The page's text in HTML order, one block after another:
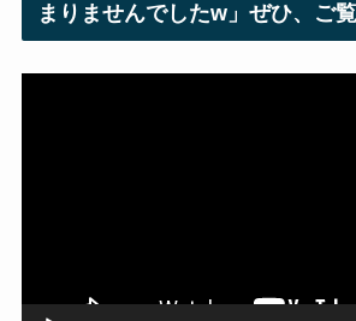
まりませんでしたw」ぜひ、ご